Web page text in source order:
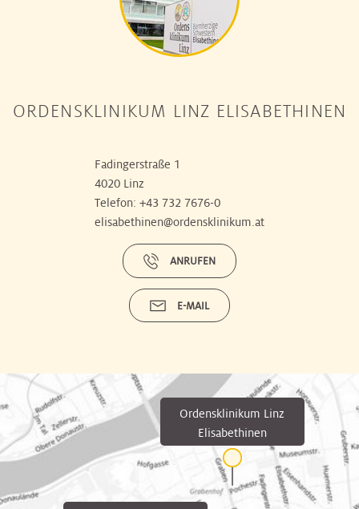
ORDENSKLINIKUM LINZ ELISABETHINEN
Fadingerstraße 1
4020 Linz
Telefon: +43 732 7676-0
elisabethinen@ordensklinikum.at
ANRUFEN
E-MAIL
Ordensklinikum Linz
Elisabethinen